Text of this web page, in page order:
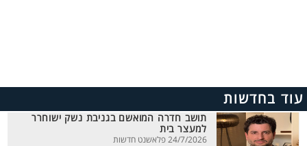
עוד בחדשות
תושב חדרה המואשם בגניבת נשק ישוחרר
למעצר בית
24/7/2026 פלאשנט חדשות